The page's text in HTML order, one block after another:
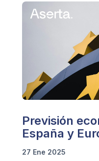
Previsión
España y
27 Ene 2025